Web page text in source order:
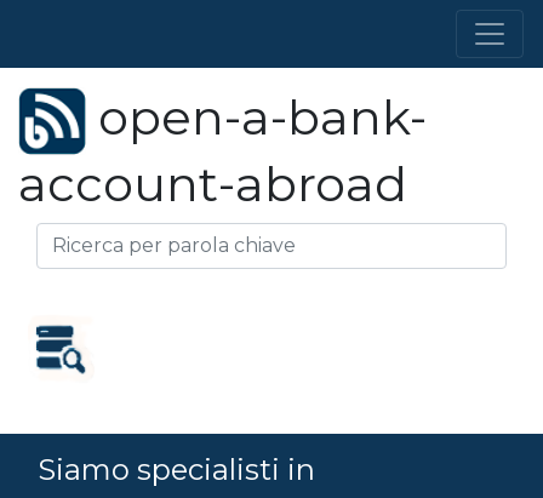
open-a-bank-
account-abroad
Siamo specialisti in